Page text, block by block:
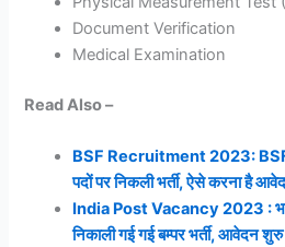
Document Verification
Medical Examination
Read Also –
BSF Recruitment 2023: BSF
पदों पर निकली भर्ती, ऐसे करना है
India Post Vacancy 2023 :
निकाली गई गई बम्पर भर्ती, आवेदन शुरु